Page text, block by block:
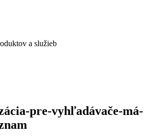
a služieb
pre-vyhľadávače-má-